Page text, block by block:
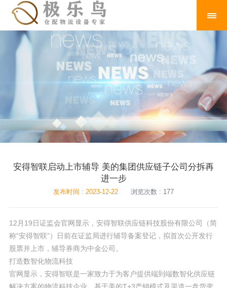
安得智联启动上市辅导 美的集团供应链子公司分拆再
进一步
发布时间 : 2023-12-22 浏览次数 : 177
12月19日证监会官网显示，安得智联供应链科技股份有限公司（简
称“安得智联”）日前在证监局进行辅导备案登记，拟首次公开发行
股票并上市，辅导券商为中金公司。
打造数智化物流科技
官网显示，安得智联是一家致力于为客户提供端到端数智化供应链